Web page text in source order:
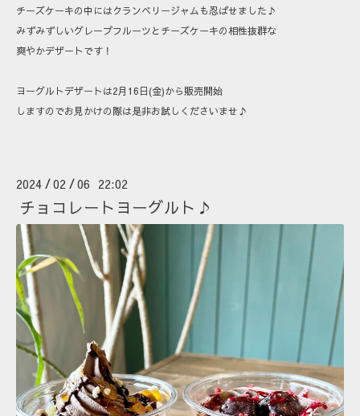
チーズケーキの中にはクランベリージャムも忍ばせました♪
みずみずしいグレープフルーツとチーズケーキの相性抜群な
爽やかデザートです！
ヨーグルトデザートは2月16日(金)から販売開始
しますのでお見かけの際は是非お試しくださいませ♪
2024 /02 /06 22:02
チョコレートヨーグルト♪